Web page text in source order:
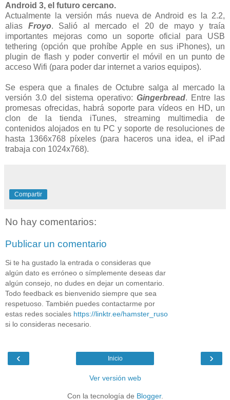
Android 3, el futuro cercano.
Actualmente la versión más nueva de Android es la 2.2,
alias Froyo. Salió al mercado el 20 de mayo y traía
importantes mejoras como un soporte oficial para USB
tethering (opción que prohíbe Apple en sus iPhones), un
plugin de flash y poder convertir el móvil en un punto de
acceso Wifi (para poder dar internet a varios equipos).
Se espera que a finales de Octubre salga al mercado la
versión 3.0 del sistema operativo: Gingerbread. Entre las
promesas ofrecidas, habrá soporte para vídeos en HD, un
clon de la tienda iTunes, streaming multimedia de
contenidos alojados en tu PC y soporte de resoluciones de
hasta 1366x768 píxeles (para haceros una idea, el iPad
trabaja con 1024x768).
Compartir
No hay comentarios:
Publicar un comentario
Si te ha gustado la entrada o consideras que
algún dato es erróneo o símplemente deseas dar
algún consejo, no dudes en dejar un comentario.
Todo feedback es bienvenido siempre que sea
respetuoso. También puedes contactarme por
estas redes sociales https://linktr.ee/hamster_ruso
si lo consideras necesario.
‹ ›
Inicio
Ver versión web
Con la tecnología de Blogger.